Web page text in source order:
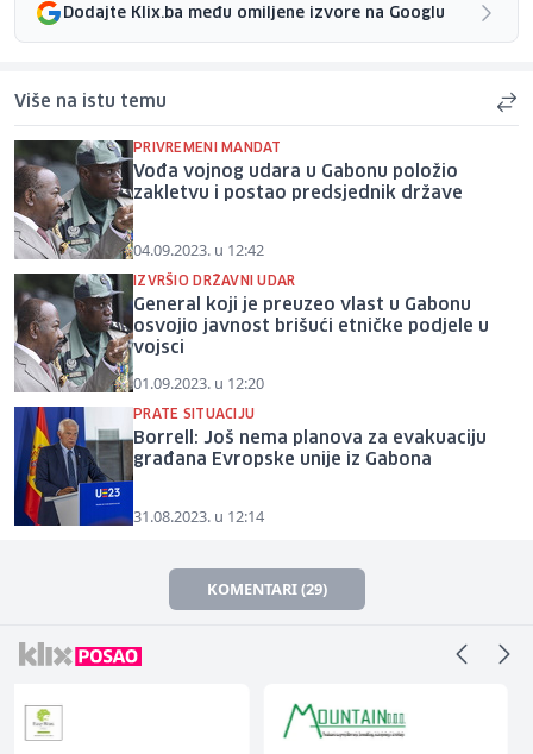
Dodajte Klix.ba među omiljene izvore na Googlu
Više na istu temu
PRIVREMENI MANDAT
Vođa vojnog udara u Gabonu položio
zakletvu i postao predsjednik države
04.09.2023. u 12:42
IZVRŠIO DRŽAVNI UDAR
General koji je preuzeo vlast u Gabonu
osvojio javnost brišući etničke podjele u
vojsci
01.09.2023. u 12:20
PRATE SITUACIJU
Borrell: Još nema planova za evakuaciju
građana Evropske unije iz Gabona
31.08.2023. u 12:14
KOMENTARI (29)